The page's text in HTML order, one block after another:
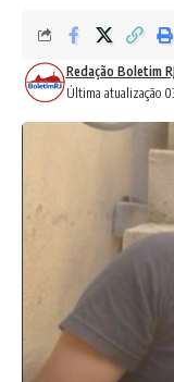
Última atualização
Redação Boletim